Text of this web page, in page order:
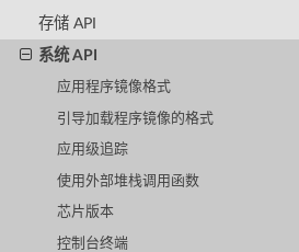
存储 API
系统 API
应用程序镜像格式
引导加载程序镜像的格式
应用级追踪
使用外部堆栈调用函数
芯片版本
控制台终端